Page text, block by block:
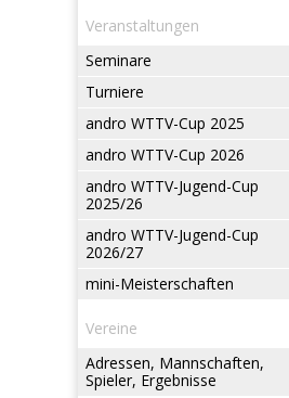
Veranstaltungen
Seminare
Turniere
andro WTTV-Cup 2025
andro WTTV-Cup 2026
andro WTTV-Jugend-Cup
2025/26
andro WTTV-Jugend-Cup
2026/27
mini-Meisterschaften
Vereine
Adressen, Mannschaften,
Spieler, Ergebnisse